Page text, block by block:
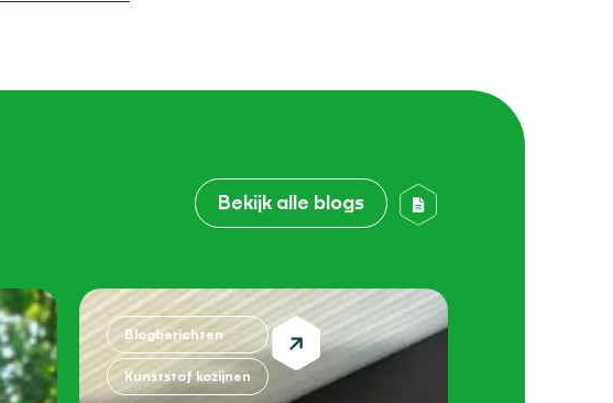
Bekijk alle blogs
Blogberichten
Kunststof kozijnen